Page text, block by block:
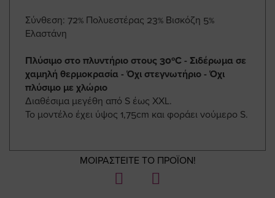
Σύνθεση: 72% Πολυεστέρας 23% Βισκόζη 5%
Ελαστάνη
Πλύσιμο στο πλυντήριο στους 30ºC - Σιδέρωμα σε
χαμηλή θερμοκρασία - Όχι στεγνωτήριο - Όχι
πλύσιμο με χλώριο
Διαθέσιμα μεγέθη από S έως ΧΧL.
Το μοντέλο έχει ύψος 1,75cm και φοράει νούμερο S.
ΜΟΙΡΑΣΤΕΙΤΕ ΤΟ ΠΡΟΪΟΝ!